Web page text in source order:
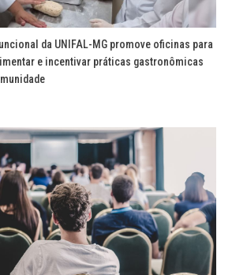
da UNIFAL-MG promove oficinas para
e incentivar práticas gastronômicas